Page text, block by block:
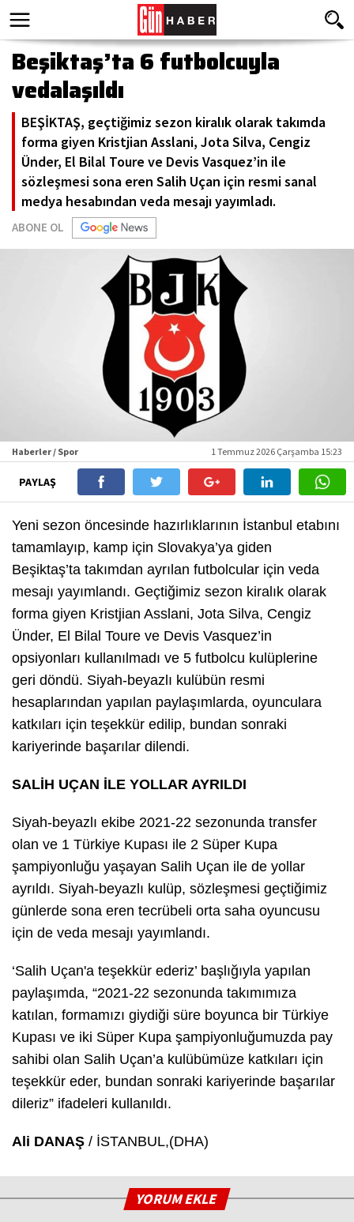
Beşiktaş’ta 6 futbolcuyla
vedalaşıldı
BEŞİKTAŞ, geçtiğimiz sezon kiralık olarak takımda
forma giyen Kristjian Asslani, Jota Silva, Cengiz
Ünder, El Bilal Toure ve Devis Vasquez’in ile
sözleşmesi sona eren Salih Uçan için resmi sanal
medya hesabından veda mesajı yayımladı.
ABONE OL
Haberler / Spor 1 Temmuz 2026 Çarşamba 15:23
PAYLAŞ
Yeni sezon öncesinde hazırlıklarının İstanbul etabını
tamamlayıp, kamp için Slovakya’ya giden
Beşiktaş’ta takımdan ayrılan futbolcular için veda
mesajı yayımlandı. Geçtiğimiz sezon kiralık olarak
forma giyen Kristjian Asslani, Jota Silva, Cengiz
Ünder, El Bilal Toure ve Devis Vasquez’in
opsiyonları kullanılmadı ve 5 futbolcu kulüplerine
geri döndü. Siyah-beyazlı kulübün resmi
hesaplarından yapılan paylaşımlarda, oyunculara
katkıları için teşekkür edilip, bundan sonraki
kariyerinde başarılar dilendi.
SALİH UÇAN İLE YOLLAR AYRILDI
Siyah-beyazlı ekibe 2021-22 sezonunda transfer
olan ve 1 Türkiye Kupası ile 2 Süper Kupa
şampiyonluğu yaşayan Salih Uçan ile de yollar
ayrıldı. Siyah-beyazlı kulüp, sözleşmesi geçtiğimiz
günlerde sona eren tecrübeli orta saha oyuncusu
için de veda mesajı yayımlandı.
‘Salih Uçan'a teşekkür ederiz’ başlığıyla yapılan
paylaşımda, “2021-22 sezonunda takımımıza
katılan, formamızı giydiği süre boyunca bir Türkiye
Kupası ve iki Süper Kupa şampiyonluğumuzda pay
sahibi olan Salih Uçan’a kulübümüze katkıları için
teşekkür eder, bundan sonraki kariyerinde başarılar
dileriz” ifadeleri kullanıldı.
Ali DANAŞ / İSTANBUL,(DHA)
YORUM EKLE